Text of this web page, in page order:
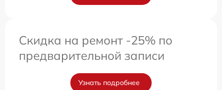
Скидка на ремонт -25% по
предварительной записи
Узнать подробнее